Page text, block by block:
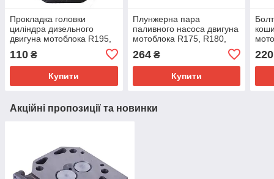
Прокладка головки
циліндра дизельного
двигуна мотоблока R195,
R195NM 12 к.с. ОПЛАТА
НАКАРТКУ
110 ₴
Купити
Плунжерна пара
паливного насоса двигуна
мотоблока R175, R180,
264₴
Купити
220
Акційні пропозиції та новинки